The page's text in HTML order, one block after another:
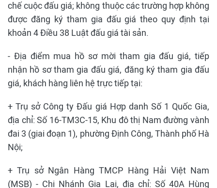
chế cuộc đấu giá; không thuộc các trường hợp không
được đăng ký tham gia đấu giá theo quy định tại
khoản 4 Điều 38 Luật đấu giá tài sản.
- Địa điểm mua hồ sơ mời tham gia đấu giá, tiếp
nhận hồ sơ tham gia đấu giá, đăng ký tham gia đấu
giá, khách hàng liên hệ trực tiếp tại:
+ Trụ sở Công ty Đấu giá Hợp danh Số 1 Quốc Gia,
địa chỉ: Số 16-TM3C-15, Khu đô thị Nam đường vành
đai 3 (giai đoạn 1), phường Định Công, Thành phố Hà
Nội;
+ Trụ sở Ngân Hàng TMCP Hàng Hải Việt Nam
(MSB) - Chi Nhánh Gia Lai, địa chỉ: Số 40A Hùng